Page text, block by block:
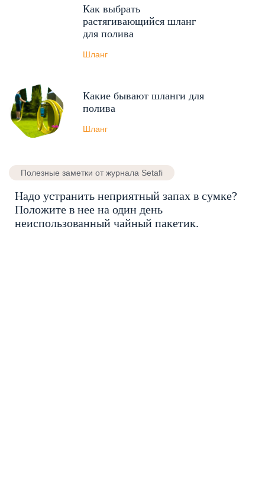
Как выбрать
растягивающийся шланг
для полива
Шланг
Какие бывают шланги для
полива
Шланг
Полезные заметки от журнала Setafi